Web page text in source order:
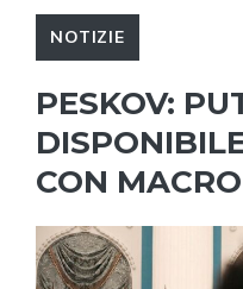
NOTIZIE
PESKOV:
CON